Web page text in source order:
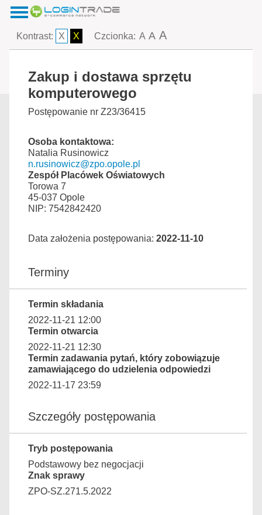
Kontrast: X X Czcionka: A A A
Zakup i dostawa sprzętu
komputerowego
Postępowanie nr Z23/36415
Osoba kontaktowa:
Natalia Rusinowicz
n.rusinowicz@zpo.opole.pl
Zespół Placówek Oświatowych
Torowa 7
45-037 Opole
NIP: 7542842420
Data założenia postępowania: 2022-11-10
Terminy
Termin składania
2022-11-21 12:00
Termin otwarcia
2022-11-21 12:30
Termin zadawania pytań, który zobowiązuje
zamawiającego do udzielenia odpowiedzi
2022-11-17 23:59
Szczegóły postępowania
Tryb postępowania
Podstawowy bez negocjacji
Znak sprawy
ZPO-SZ.271.5.2022